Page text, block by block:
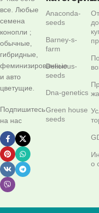
все. Любые
семена
конопли ;
обычные,
гибридные,
феминизированные
и авто
цветущие.
Подпишитесь
на нас
Anaconda-
seeds
Barney-s-
farm
Delicious-
seeds
Dna-genetics
Green house
seeds
о